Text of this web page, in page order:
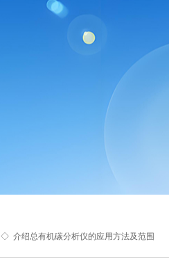
◇ 介绍总有机碳分析仪的应用方法及范围